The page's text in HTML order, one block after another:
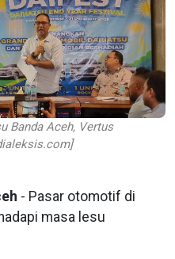
Banda Aceh, Vertus
- Pasar otomotif di
masa lesu